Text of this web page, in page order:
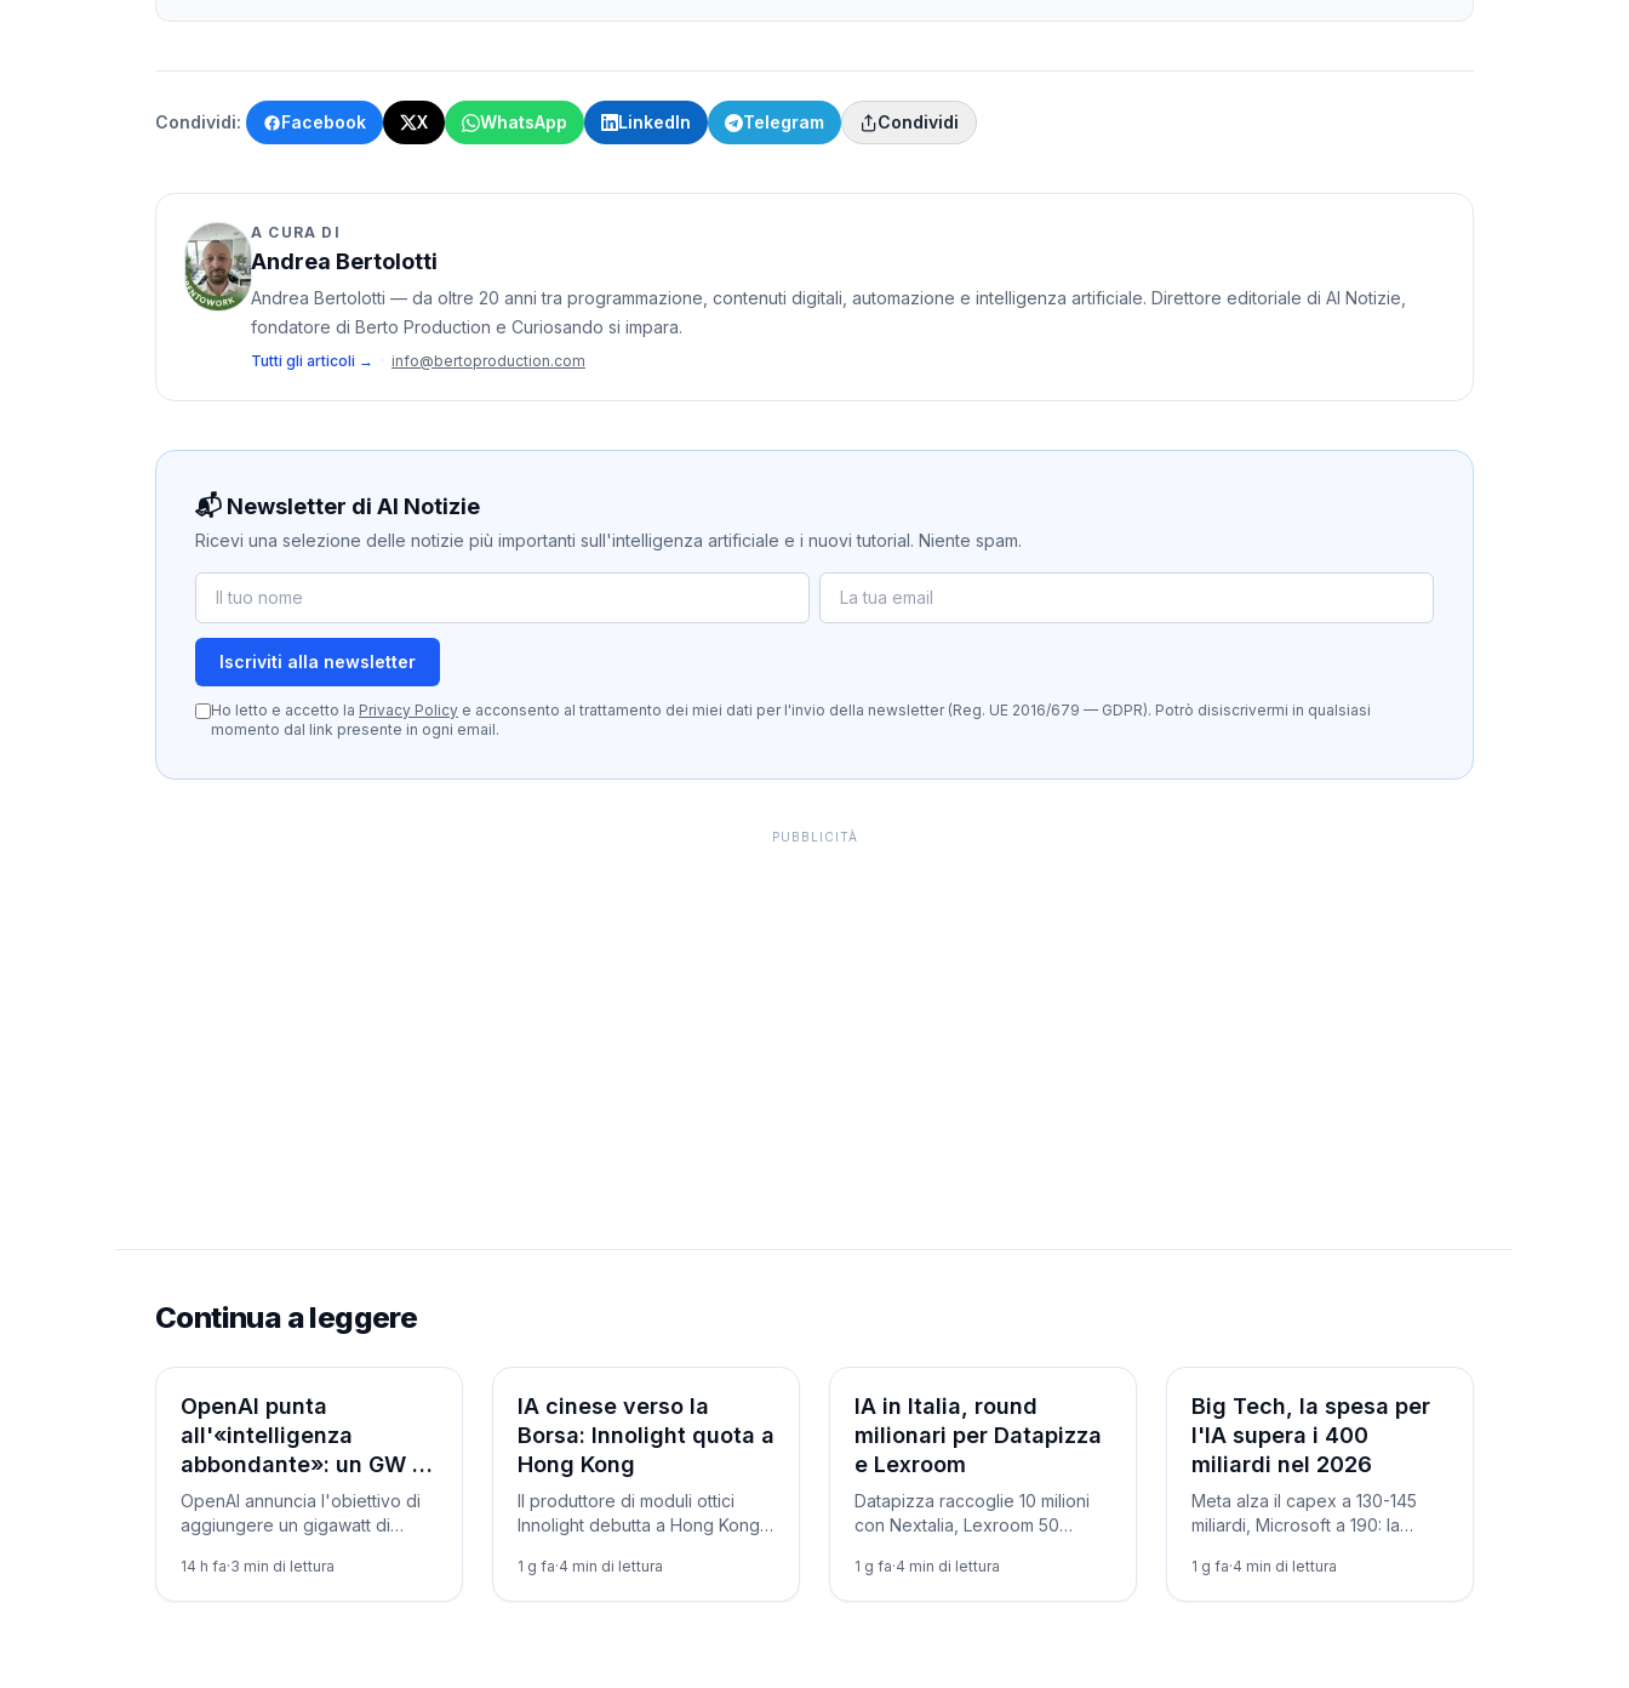
Condividi: Facebook X WhatsApp LinkedIn Telegram Condividi
A CURA DI
Andrea Bertolotti
Andrea Bertolotti — da oltre 20 anni tra programmazione, contenuti digitali, automazione e intelligenza artificiale. Direttore editoriale di AI Notizie,
fondatore di Berto Production e Curiosando si impara.
Tutti gli articoli → · info@bertoproduction.com
📬 Newsletter di AI Notizie
Ricevi una selezione delle notizie più importanti sull'intelligenza artificiale e i nuovi tutorial. Niente spam.
Iscriviti alla newsletter
Ho letto e accetto la Privacy Policy e acconsento al trattamento dei miei dati per l'invio della newsletter (Reg. UE 2016/679 — GDPR). Potrò disiscrivermi in qualsiasi
momento dal link presente in ogni email.
PUBBLICITÀ
Continua a leggere
Aziende
OpenAI punta
all'«intelligenza
abbondante»: un GW a
settimana
OpenAI annuncia l'obiettivo di
aggiungere un gigawatt di
Stargate arriva a 7 GW
pianificati e oltre 400 miliardi.
14 h fa·3 min di lettura
Aziende
IA cinese verso la
Borsa: Innolight quota a
Hong Kong
Il produttore di moduli ottici
Innolight debutta a Hong Kong.
centro della corsa cinese
all'IPO dell'intelligenza
1 g fa·4 min di lettura
Aziende
IA in Italia, round
milionari per Datapizza
e Lexroom
Datapizza raccoglie 10 milioni
con Nextalia, Lexroom 50
attira capitali su due binari.
1 g fa·4 min di lettura
Aziende
Big Tech, la spesa per
l'IA supera i 400
miliardi nel 2026
Meta alza il capex a 130-145
miliardi, Microsoft a 190: la
rincarare memorie e chip.
1 g fa·4 min di lettura